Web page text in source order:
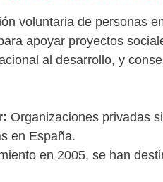
voluntaria de personas
apoyar proyectos
al desarrollo, y
Organizaciones privadas
en España.
en 2005, se han